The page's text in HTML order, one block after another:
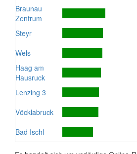
Braunau
Zentrum
Steyr
Wels
Haag am
Hausruck
Lenzing 3
Vöcklabruck
Bad Ischl